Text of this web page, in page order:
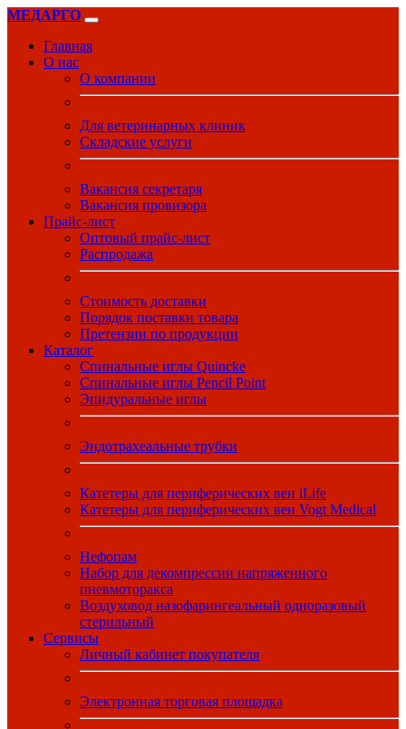
МЕДАРГО
Главная
О нас
О компании
Для ветеринарных клиник
Складские услуги
Вакансия секретаря
Вакансия провизора
Прайс-лист
Оптовый прайс-лист
Распродажа
Стоимость доставки
Порядок поставки товара
Претензии по продукции
Каталог
Спинальные иглы Quincke
Спинальные иглы Pencil Point
Эпидуральные иглы
Эндотрахеальные трубки
Катетеры для периферических вен iLife
Катетеры для периферических вен Vogt Medical
Нефопам
Набор для декомпрессии напряженного
пневмоторакса
Воздуховод назофарингеальный одноразовый
стерильный
Сервисы
Личный кабинет покупателя
Электронная торговая площадка